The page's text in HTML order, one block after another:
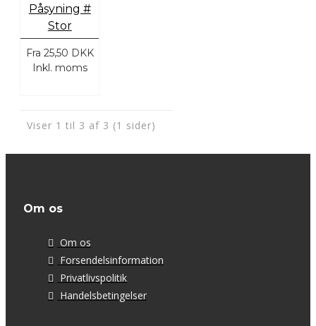
Påsyning #
Stor
Fra 25,50 DKK
Inkl. moms
Viser 1 til 3 af 3 (1 sider)
Om os
Om os
Forsendelsinformation
Privatlivspolitik
Handelsbetingelser